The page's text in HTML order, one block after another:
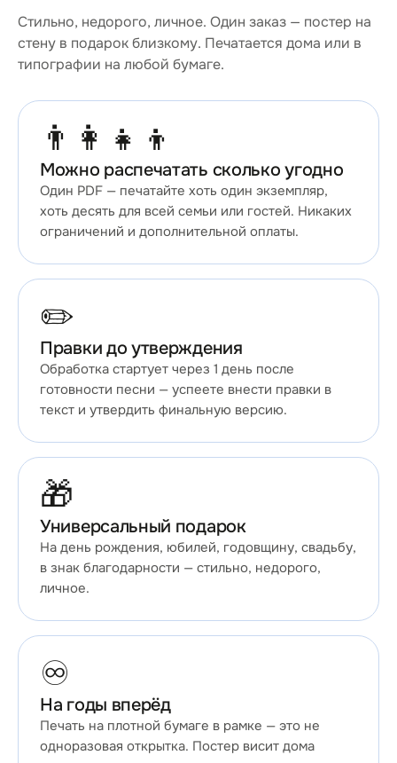
Стильно, недорого, личное. Один заказ — постер на
стену в подарок близкому. Печатается дома или в
типографии на любой бумаге.
👨‍👩‍👧‍👦
Можно распечатать сколько угодно
Один PDF — печатайте хоть один экземпляр,
хоть десять для всей семьи или гостей. Никаких
ограничений и дополнительной оплаты.
✏️
Правки до утверждения
Обработка стартует через 1 день после
готовности песни — успеете внести правки в
текст и утвердить финальную версию.
🎁
Универсальный подарок
На день рождения, юбилей, годовщину, свадьбу,
в знак благодарности — стильно, недорого,
личное.
♾️
На годы вперёд
Печать на плотной бумаге в рамке — это не
одноразовая открытка. Постер висит дома